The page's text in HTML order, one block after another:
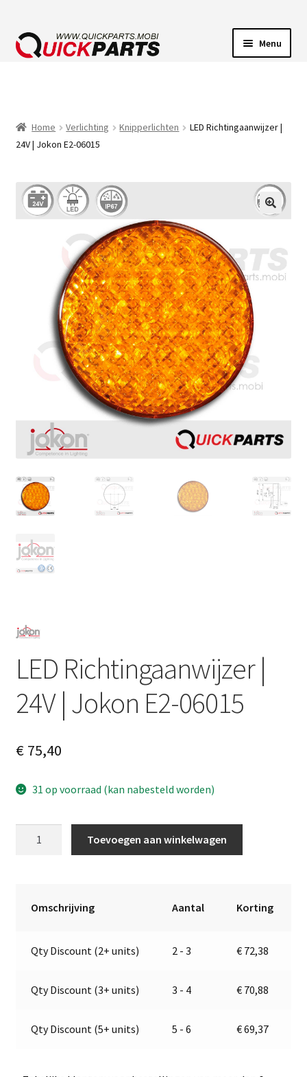
Menu
CLAXONS
ELEKTRISCHE CONNECTOREN
Home Verlichting Knipperlichten
LED Richtingaanwijzer |
24V | Jokon E2-06015
LED Richtingaanwijzer |
24V | Jokon E2-06015
€75,40
31 op voorraad (kan nabesteld worden)
06015
Toevoegen aan winkelwagen
r
t
v
Omschrijving Aantal Korting
Qty Discount (2+ units) 2 - 3 € 72,38
Qty Discount (3+ units) 3 - 4 € 70,88
Qty Discount (5+ units) 5 - 6 €69,37